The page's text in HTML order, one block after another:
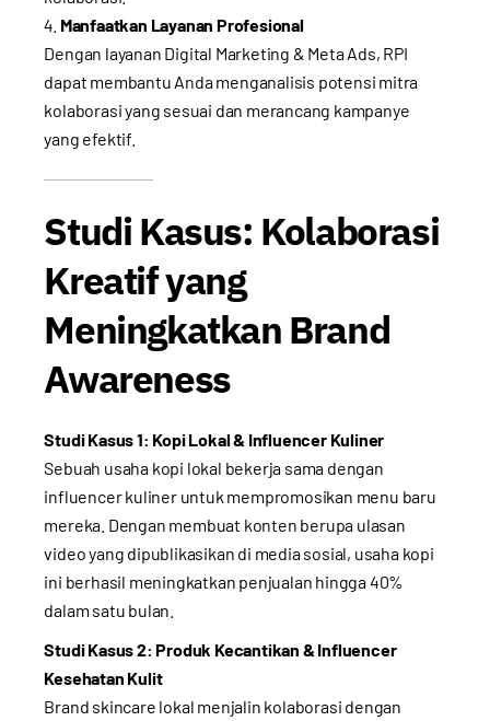
Manfaatkan Layanan Profesional
Dengan layanan Digital Marketing & Meta Ads, RPI
dapat membantu Anda menganalisis potensi mitra
kolaborasi yang sesuai dan merancang kampanye
yang efektif.
Studi Kasus: Kolaborasi
Kreatif yang
Meningkatkan Brand
Awareness
Studi Kasus 1: Kopi Lokal & Influencer Kuliner
Sebuah usaha kopi lokal bekerja sama dengan
influencer kuliner untuk mempromosikan menu baru
mereka. Dengan membuat konten berupa ulasan
video yang dipublikasikan di media sosial, usaha kopi
ini berhasil meningkatkan penjualan hingga 40%
dalam satu bulan.
Studi Kasus 2: Produk Kecantikan & Influencer
Kesehatan Kulit
Brand skincare lokal menjalin kolaborasi dengan